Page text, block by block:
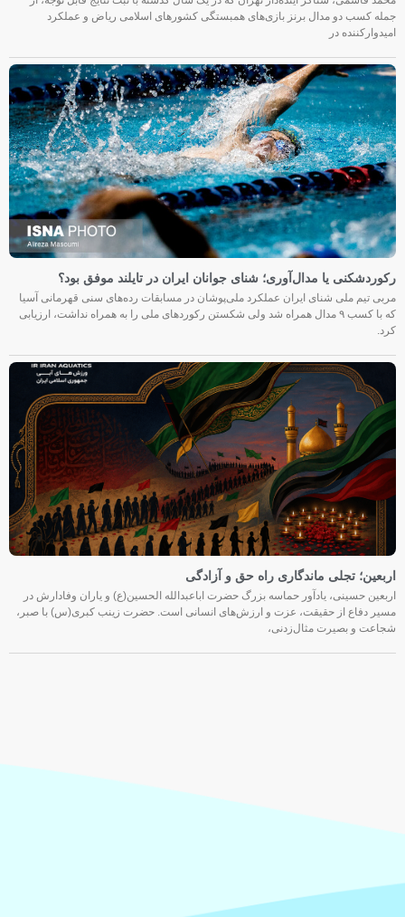
جمله کسب دو مدال برنز بازی‌های همبستگی کشورهای اسلامی ریاض و عملکرد
امیدوارکننده در
رکوردشکنی یا مدال‌آوری؛ شنای جوانان ایران در تایلند موفق بود؟
مربی تیم ملی شنای ایران عملکرد ملی‌پوشان در مسابقات رده‌های سنی قهرمانی آسیا
که با کسب ۹ مدال همراه شد ولی شکستن رکوردهای ملی را به همراه نداشت، ارزیابی
کرد.
اربعین؛ تجلی ماندگاری راه حق و آزادگی
اربعین حسینی، یادآور حماسه بزرگ حضرت اباعبدالله الحسین(ع) و یاران وفادارش در
مسیر دفاع از حقیقت، عزت و ارزش‌های انسانی است. حضرت زینب کبری(س) با صبر،
شجاعت و بصیرت مثال‌زدنی،